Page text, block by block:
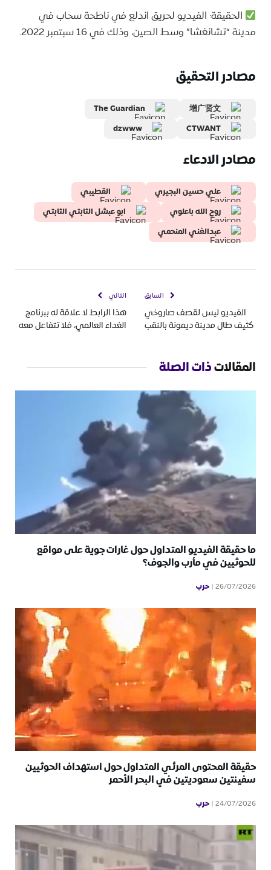
الحقيقة: الفيديو لحريق اندلع في ناطحة سحاب في
مدينة “تشانغشا” وسط الصين، وذلك في 16 سبتمبر 2022.
مصادر التحقيق
增广贤文
The Guardian
CTWANT
dzwww
مصادر الادعاء
علي حسين البجيري
القطيبي
روح الله باعلوي
ابو عبشل الثابتي الثابتي
عبدالغني المنحمي
السابق
الفيديو ليس لقصف صاروخي
كثيف طال مدينة ديمونة بالنقب
التالي
هذا الرابط لا علاقة له ببرنامج
الغداء العالمي، فلا تتفاعل معه
المقالاتذات الصلة
ما حقيقة الفيديو المتداول حول غارات جوية على مواقع
للحوثيين في مأرب والجوف؟
26/07/2026 حرب
حقيقة المحتوى المرئي المتداول حول استهداف الحوثيين
سفينتين سعوديتين في البحر الأحمر
24/07/2026 حرب